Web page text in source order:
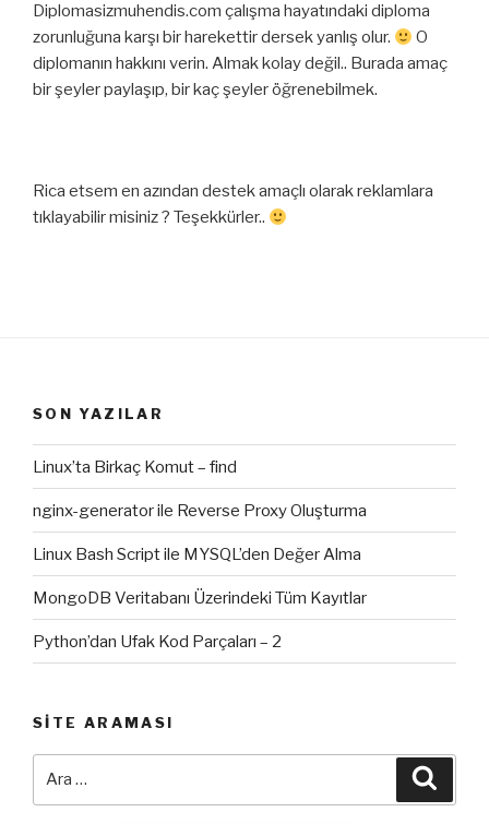
Diplomasizmuhendis.com çalışma hayatındaki diploma
zorunluğuna karşı bir harekettir dersek yanlış olur.
O
diplomanın hakkını verin. Almak kolay değil.. Burada amaç
bir şeyler paylaşıp, bir kaç şeyler öğrenebilmek.
Rica etsem en azından destek amaçlı olarak reklamlara
tıklayabilir misiniz ? Teşekkürler..
SON YAZILAR
Linux’ta Birkaç Komut – find
nginx-generator ile Reverse Proxy Oluşturma
Linux Bash Script ile MYSQL’den Değer Alma
MongoDB Veritabanı Üzerindeki Tüm Kayıtlar
Python’dan Ufak Kod Parçaları – 2
SITE ARAMASI